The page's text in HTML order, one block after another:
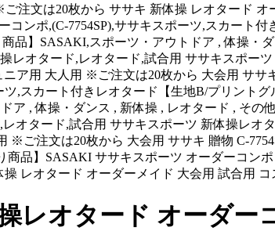
注文は20枚から ササキ 新体操 レオタード
コンポ,(C-7754SP),ササキスポーツ,スカート
商品】SASAKI,スポーツ・アウトドア , 体操
操レオタード,レオタード,試合用 ササキスポ
ア用 大人用 ※ご注文は20枚から 大会用 サ
,スカート付きレオタード【生地B/プリント
ア , 体操・ダンス , 新体操 , レオタード , そ
,レオタード,試合用 ササキスポーツ 新体操レ
※ご注文は20枚から 大会用 ササキ 贈物 C-
商品】SASAKI ササキスポーツ オーダーコン
レオタード オーダーメイド 大会用 試合用
レオタード オーダー